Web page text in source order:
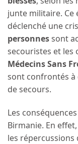
junte militaire. Ce
déclenché une
personnessont
secouristes et les
Médecins Sans
sont confrontés à
de secours.
Les
Birmanie. En
les